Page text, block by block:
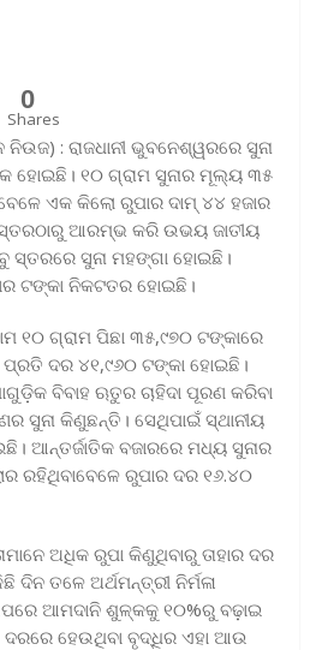
0
Shares
: ରାଜଧାନୀ ଭୁବନେଶ୍ୱରରେ ସୁନା
ହୋଇଛି। ୧୦ ଗ୍ରାମ ସୁନାର ମୂଲ୍ୟ ୩୫
ଏକ କିଲୋ ରୁପାର ଦାମ୍ ୪୪ ହଜାର
ସ୍ତରଠାରୁ ଆରମ୍ଭ କରି ଉଭୟ ଜାତୀୟ
ସ୍ତରରେ ସୁନା ମହଙ୍ଗା ହୋଇଛି।
ଟଙ୍କା ନିକଟତର ହୋଇଛି।
୧୦ ଗ୍ରାମ ପିଛା ୩୫,୯୭୦ ଟଙ୍କାରେ
ଦର ୪୧,୯୬୦ ଟଙ୍କା ହୋଇଛି।
ବିବାହ ଋତୁର ଚାହିଦା ପୂରଣ କରିବା
ସୁନା କିଣୁଛନ୍ତି। ସେଥିପାଇଁ ସ୍ଥାନୀୟ
ଆନ୍ତର୍ଜାତିକ ବଜାରରେ ମଧ୍ୟ ସୁନାର
ରହିଥିବାବେଳେ ରୁପାର ଦର ୧୬.୪୦
ଅଧିକ ରୁପା କିଣୁଥିବାରୁ ତାହାର ଦର
ତଳେ ଅର୍ଥମନ୍ତ୍ରୀ ନିର୍ମଳା
ଆମଦାନି ଶୁଳ୍କକୁ ୧୦%ରୁ ବଢ଼ାଇ
ଦରରେ ହେଉଥିବା ବୃଦ୍ଧିର ଏହା ଆଉ